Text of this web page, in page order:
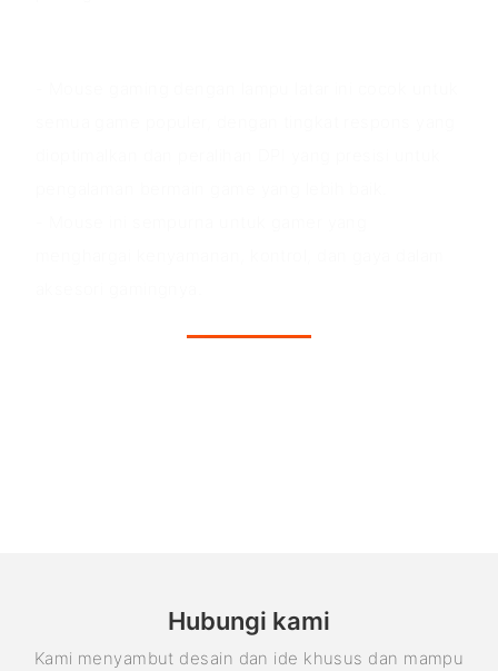
Hubungi kami
Kami menyambut desain dan ide khusus dan mampu